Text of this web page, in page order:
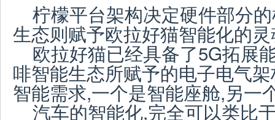
柠檬平台架构决定硬件部分
生态则赋予欧拉好猫智能化的
欧拉好猫已经具备了5G拓展
啡智能生态所赋予的电子电气
智能需求,一个是智能座舱,另一
汽车的智能化,完全可以类比